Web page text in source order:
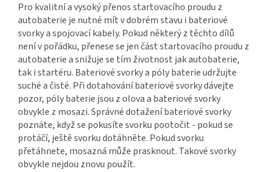
Pro kvalitní a vysoký přenos startovacího proudu z
autobaterie je nutné mít v dobrém stavu i bateriové
svorky a spojovací kabely. Pokud některý z těchto dílů
není v pořádku, přenese se jen část startovacího proudu z
autobaterie a snižuje se tím životnost jak autobaterie,
tak i startéru. Bateriové svorky a póly baterie udržujte
suché a čisté. Při dotahování bateriové svorky dávejte
pozor, póly baterie jsou z olova a bateriové svorky
obvykle z mosazi. Správné dotažení bateriové svorky
poznáte, když se pokusíte svorku pootočit - pokud se
protáčí, ještě svorku dotáhněte. Pokud svorku
přetáhnete, mosazná může prasknout. Takové svorky
obvykle nejdou znovu použít.